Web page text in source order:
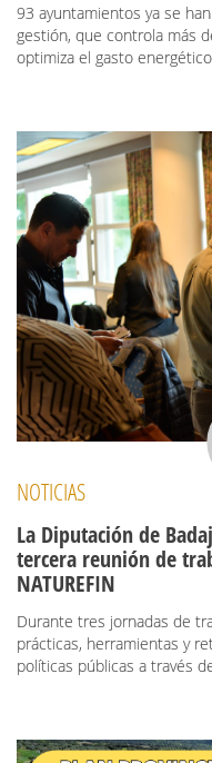
93 ayuntamientos ya se
gestión, que controla más
optimiza el gasto
NOTICIAS
La Diputación de
tercera reunión de
NATUREFIN
Durante tres jornadas de
prácticas, herramientas y
políticas públicas a través